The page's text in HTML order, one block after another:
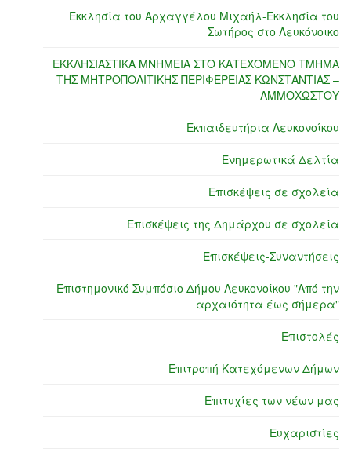
Εκκλησία του Αρχαγγέλου Μιχαήλ-Εκκλησία του
Σωτήρος στο Λευκόνοικο
ΕΚΚΛΗΣΙΑΣΤΙΚΑ ΜΝΗΜΕΙΑ ΣΤΟ ΚΑΤΕΧΟΜΕΝΟ ΤΜΗΜΑ
ΤΗΣ ΜΗΤΡΟΠΟΛΙΤΙΚΗΣ ΠΕΡΙΦΕΡΕΙΑΣ ΚΩΝΣΤΑΝΤΙΑΣ –
ΑΜΜΟΧΩΣΤΟΥ
Εκπαιδευτήρια Λευκονοίκου
Ενημερωτικά Δελτία
Επισκέψεις σε σχολεία
Επισκέψεις της Δημάρχου σε σχολεία
Επισκέψεις-Συναντήσεις
Επιστημονικό Συμπόσιο Δήμου Λευκονοίκου "Από την
αρχαιότητα έως σήμερα"
Επιστολές
Επιτροπή Κατεχόμενων Δήμων
Επιτυχίες των νέων μας
Ευχαριστίες